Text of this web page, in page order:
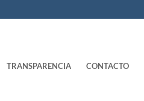
TRANSPARENCIA CONTACTO